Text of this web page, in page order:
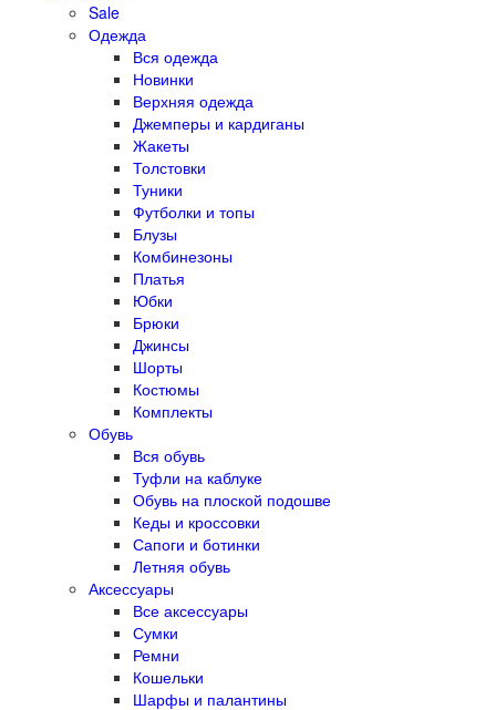
Sale
Одежда
Вся одежда
Новинки
Верхняя одежда
Джемперы и кардиганы
Жакеты
Толстовки
Туники
Футболки и топы
Блузы
Комбинезоны
Платья
Юбки
Брюки
Джинсы
Шорты
Костюмы
Комплекты
Обувь
Вся обувь
Туфли на каблуке
Обувь на плоской подошве
Кеды и кроссовки
Сапоги и ботинки
Летняя обувь
Аксессуары
Все аксессуары
Сумки
Ремни
Кошельки
Шарфы и палантины